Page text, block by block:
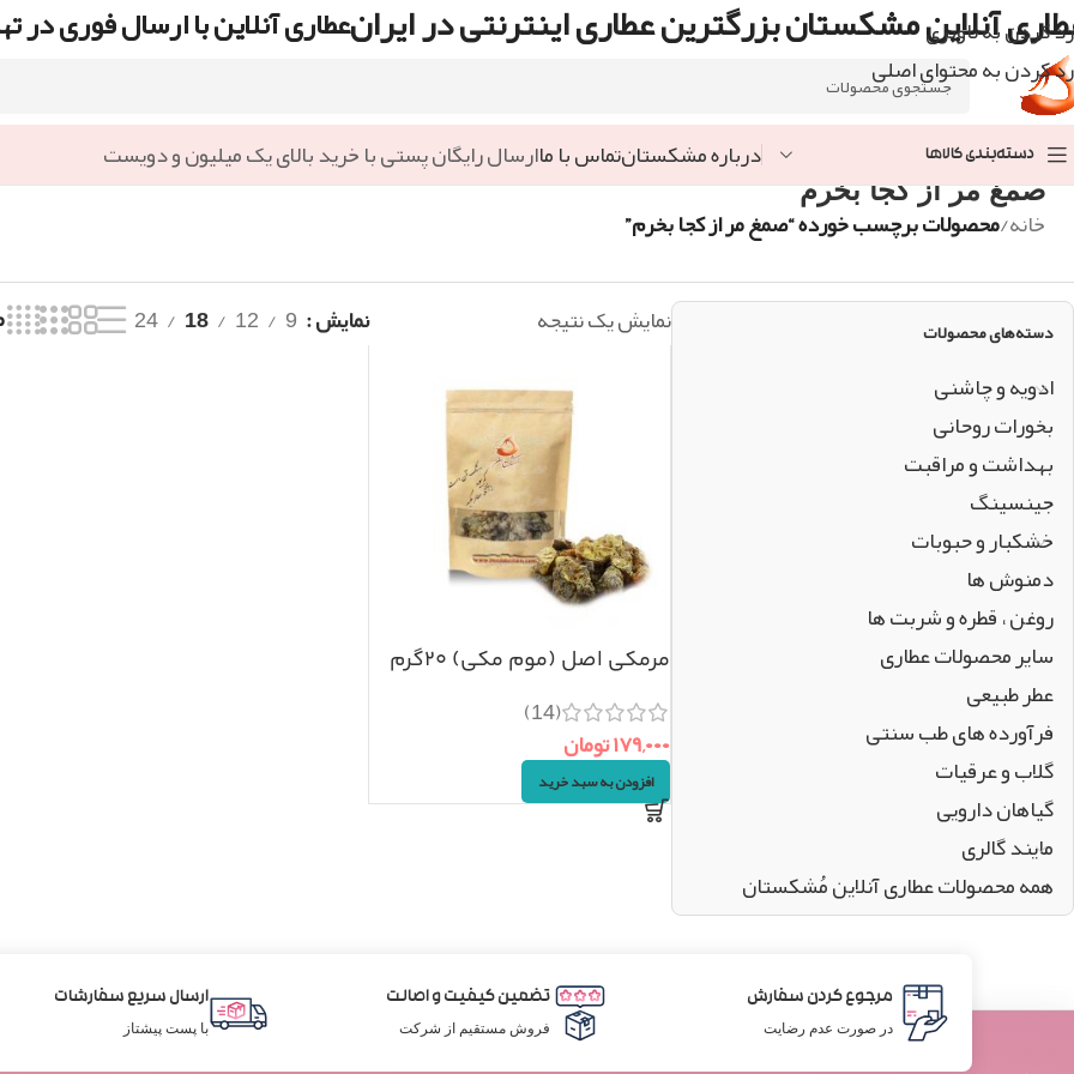
رد کردن به ناوبری
رد کردن به محتوای اصلی
آنلاین مشکستان بزرگترین عطاری اینترنتی در ایرانعطاری آنلاین با ارسال فوری در
دسته‌بندی کالاها درباره مشکستانتماس با ماارسال رایگان پستی با خرید بالای یک میلیون و دویست
صمغ مر از کجا بخرم
خانه/محصولات برچسب خورده “صمغ مر از کجا بخرم”
دسته‌های محصولات
ادویه و چاشنی
بخورات روحانی
بهداشت و مراقبت
جینسینگ
خشکبار و حبوبات
دمنوش ها
روغن ، قطره و شربت ها
سایر محصولات عطاری
عطر طبیعی
فرآورده های طب سنتی
گلاب و عرقیات
گیاهان دارویی
مایند گالری
همه محصولات عطاری آنلاین مُشکستان
نمایش یک نتیجه نمایش 9
12
18
24
مرمکی اصل (موم مکی) ۲۰گرم
(14)
۱۷۹,۰۰۰تومان
افزودن به سبد خرید
مرجوع کردن سفارش
در صورت عدم رضایت
تضمین کیفیت و اصالت
فروش مستقیم از شرکت
ارسال سریع سفارشات
با پست پیشتاز